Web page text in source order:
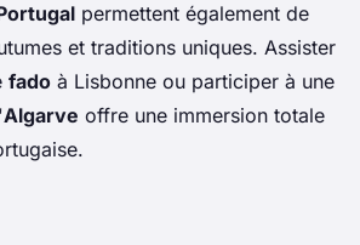
permettent également de
et traditions uniques. Assister
fado à Lisbonne ou participer à une
Algarve offre une immersion totale